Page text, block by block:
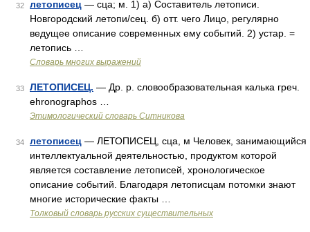
32 летописец — сца; м. 1) а) Составитель летописи.
Новгородский летопи/сец. б) отт. чего Лицо, регулярно
ведущее описание современных ему событий. 2) устар. =
летопись …
Словарь многих выражений
33 ЛЕТОПИСЕЦ. — Др. р. словообразовательная калька греч.
ehronographos …
Этимологический словарь Ситникова
34 летописец — ЛЕТОПИСЕЦ, сца, м Человек, занимающийся
интеллектуальной деятельностью, продуктом которой
является составление летописей, хронологическое
описание событий. Благодаря летописцам потомки знают
многие исторические факты …
Толковый словарь русских существительных